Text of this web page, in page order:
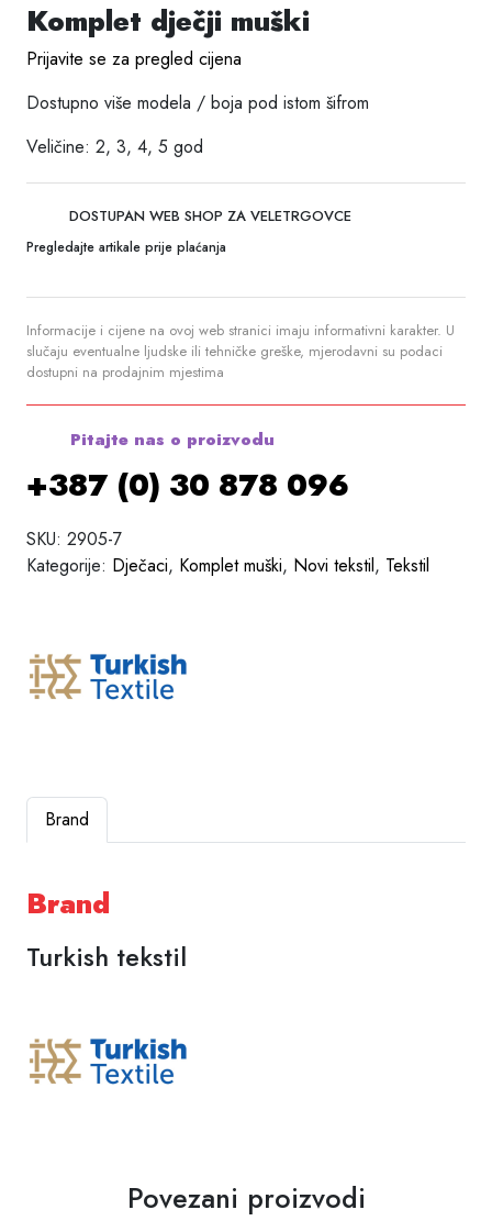
Komplet dječji muški
Prijavite se za pregled cijena
Dostupno više modela / boja pod istom šifrom
Veličine: 2, 3, 4, 5 god
DOSTUPAN WEB SHOP ZA VELETRGOVCE
Pregledajte artikale prije plaćanja
Informacije i cijene na ovoj web stranici imaju informativni karakter. U
slučaju eventualne ljudske ili tehničke greške, mjerodavni su podaci
dostupni na prodajnim mjestima
Pitajte nas o proizvodu
+387 (0) 30 878 096
SKU: 2905-7
Kategorije: Dječaci, Komplet muški, Novi tekstil, Tekstil
Brand
Brand
Turkish tekstil
Povezani proizvodi